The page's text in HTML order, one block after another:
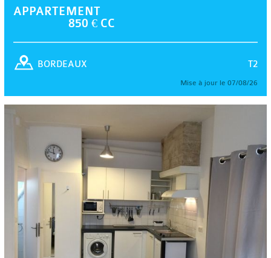
APPARTEMENT
850 € CC
T2
BORDEAUX
Mise à jour le 07/08/26